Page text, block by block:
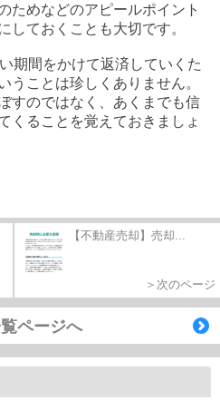
ためなどのアピールポイント
しておくことも大切です。
期間をかけて返済していくた
うことは珍しくありません。
すのではなく、あくまでも信
くることを覚えておきましょ
【不動産売却】売却...
＞次のページ
ページへ